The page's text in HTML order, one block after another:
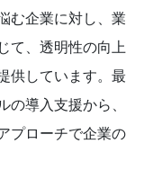
む企業に対し、業
て、透明性の向上
供しています。最
の導入支援から、
プローチで企業の